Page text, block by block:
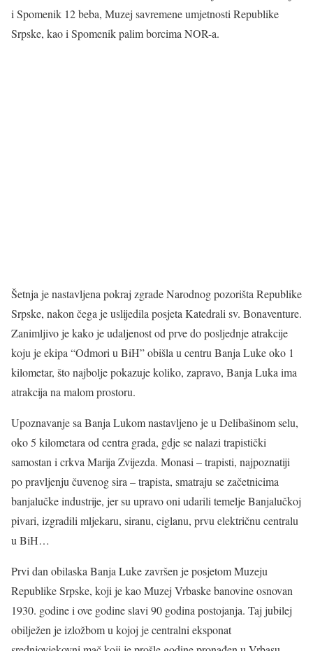
i Spomenik 12 beba, Muzej savremene umjetnosti Republike
Srpske, kao i Spomenik palim borcima NOR-a.
Šetnja je nastavljena pokraj zgrade Narodnog pozorišta Republike
Srpske, nakon čega je uslijedila posjeta Katedrali sv. Bonaventure.
Zanimljivo je kako je udaljenost od prve do posljednje atrakcije
koju je ekipa “Odmori u BiH” obišla u centru Banja Luke oko 1
kilometar, što najbolje pokazuje koliko, zapravo, Banja Luka ima
atrakcija na malom prostoru.
Upoznavanje sa Banja Lukom nastavljeno je u Delibašinom selu,
oko 5 kilometara od centra grada, gdje se nalazi trapistički
samostan i crkva Marija Zvijezda. Monasi – trapisti, najpoznatiji
po pravljenju čuvenog sira – trapista, smatraju se začetnicima
banjalučke industrije, jer su upravo oni udarili temelje Banjalučkoj
pivari, izgradili mljekaru, siranu, ciglanu, prvu električnu centralu
u BiH…
Prvi dan obilaska Banja Luke završen je posjetom Muzeju
Republike Srpske, koji je kao Muzej Vrbaske banovine osnovan
1930. godine i ove godine slavi 90 godina postojanja. Taj jubilej
obilježen je izložbom u kojoj je centralni eksponat